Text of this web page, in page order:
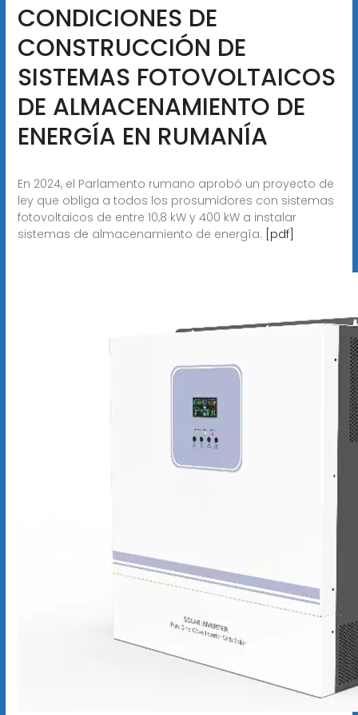
CONDICIONES DE
CONSTRUCCIÓN DE
SISTEMAS FOTOVOLTAICOS
DE ALMACENAMIENTO DE
ENERGÍA EN RUMANÍA
En 2024, el Parlamento rumano aprobó un proyecto de
ley que obliga a todos los prosumidores con sistemas
fotovoltaicos de entre 10,8 kW y 400 kW a instalar
sistemas de almacenamiento de energía. [pdf]